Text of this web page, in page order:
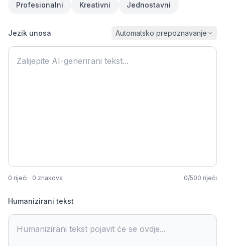
Profesionalni Kreativni Jednostavni
Jezik unosa Automatsko prepoznavanje
0 riječi · 0 znakova 0/500 riječi
Humanizirani tekst
Humanizirani tekst pojavit će se ovdje...